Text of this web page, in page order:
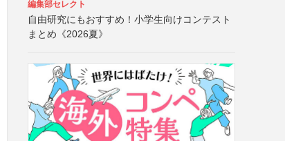
編集部セレクト
自由研究にもおすすめ！小学生向けコンテスト
まとめ《2026夏》